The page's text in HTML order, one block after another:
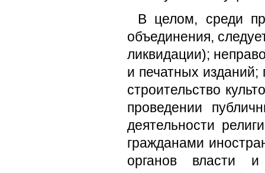
В целом, среди
объединения,
ликвидации);
и печатных
строительство
проведении
деятельности
гражданами
органов власти и